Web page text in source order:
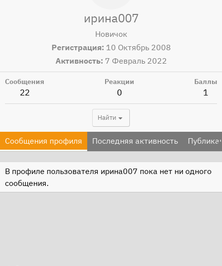
ирина007
Новичок
Регистрация 10 Октябрь 2008
Активность 7 Февраль 2022
Сообщения
22
Реакции
0
Баллы
1
Найти
Сообщения профиля Последняя активность
В профиле пользователя ирина007 пока нет ни одного
сообщения.